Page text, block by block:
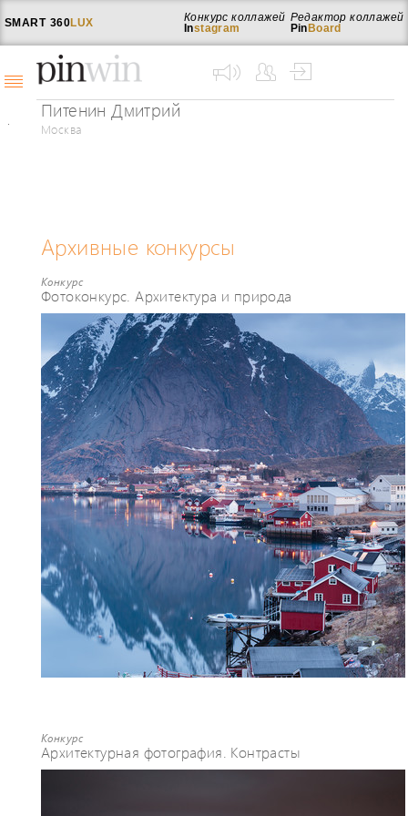
SMART 360LUX
Редактор коллажей
Pin Board
Конкурс коллажей
Instagram
Питенин Дмитрий
Москва
Архивные конкурсы
Конкурс
Фотоконкурс. Архитектура и природа
Конкурс
Архитектурная фотография. Контрасты